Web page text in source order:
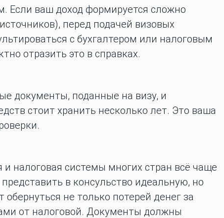
Если ваш доход формируется сложно
перед подачей визовых
с бухгалтером или налоговым
отразить это в справках.
документы, поданные на визу, и
стоит хранить несколько лет. Это ваша
налоговая системы многих стран всё чаще
в консульство идеальную, но
не только потерей денег за
от налоговой. Документы должны